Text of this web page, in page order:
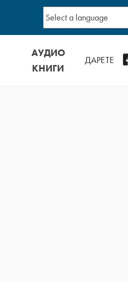
АУДИО
КНИГИ
ДАРЕТЕ